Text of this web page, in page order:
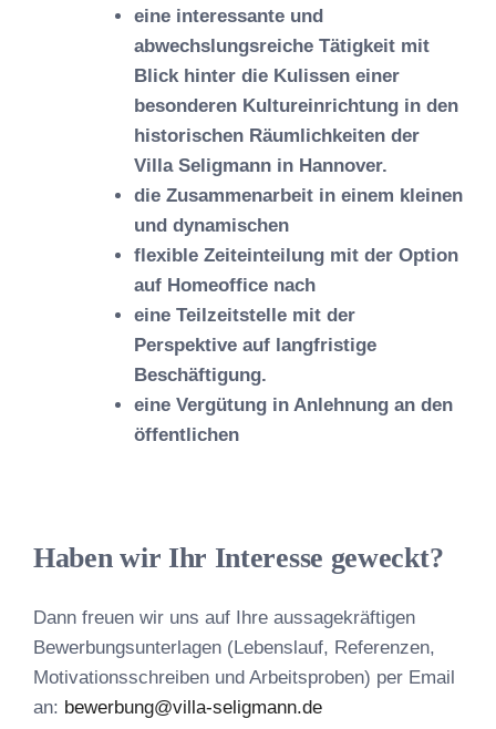
eine interessante und
abwechslungsreiche Tätigkeit mit
Blick hinter die Kulissen einer
besonderen Kultureinrichtung in den
historischen Räumlichkeiten der
Villa Seligmann in Hannover.
die Zusammenarbeit in einem kleinen
und dynamischen
flexible Zeiteinteilung mit der Option
auf Homeoffice nach
eine Teilzeitstelle mit der
Perspektive auf langfristige
Beschäftigung.
eine Vergütung in Anlehnung an den
öffentlichen
Haben wir Ihr Interesse geweckt?
Dann freuen wir uns auf Ihre aussagekräftigen
Bewerbungsunterlagen (Lebenslauf, Referenzen,
Motivationsschreiben und Arbeitsproben) per Email
an: bewerbung@villa-seligmann.de